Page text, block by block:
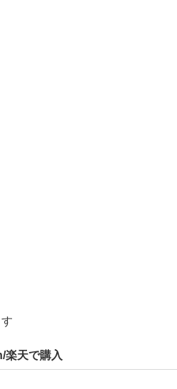
楽天で購入